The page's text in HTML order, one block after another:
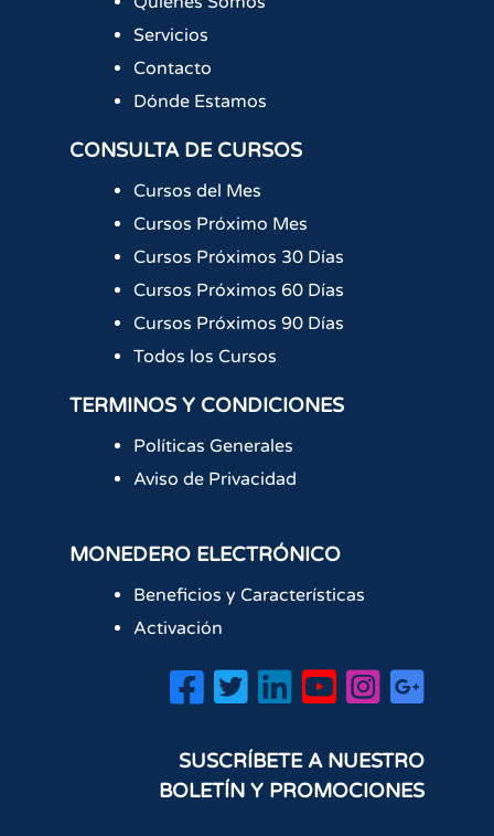
Servicios
Contacto
Dónde Estamos
CONSULTA DE CURSOS
Cursos del Mes
Cursos Próximo Mes
Cursos Próximos 30 Días
Cursos Próximos 60 Días
Cursos Próximos 90 Días
Todos los Cursos
TERMINOS Y CONDICIONES
Políticas Generales
Aviso de Privacidad
MONEDERO ELECTRÓNICO
Beneficios y Características
Activación
SUSCRÍBETE A NUESTRO
BOLETÍN Y PROMOCIONES